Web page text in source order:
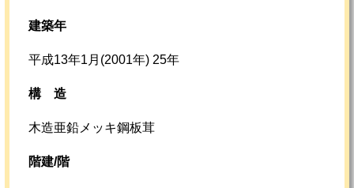
建築年
平成13年1月(2001年) 25年
構 造
木造亜鉛メッキ鋼板茸
階建/階